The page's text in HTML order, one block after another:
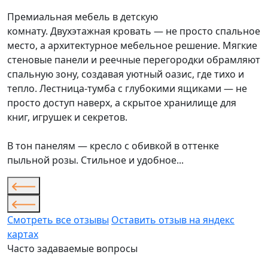
Премиальная мебель в детскую
комнату. Двухэтажная кровать — не просто спальное
место, а архитектурное мебельное решение. Мягкие
стеновые панели и реечные перегородки обрамляют
спальную зону, создавая уютный оазис, где тихо и
тепло. Лестница-тумба с глубокими ящиками — не
просто доступ наверх, а скрытое хранилище для
книг, игрушек и секретов.
В тон панелям — кресло с обивкой в оттенке
пыльной розы. Стильное и удобное...
Смотреть все отзывы Оставить отзыв на яндекс
картах
Часто задаваемые вопросы